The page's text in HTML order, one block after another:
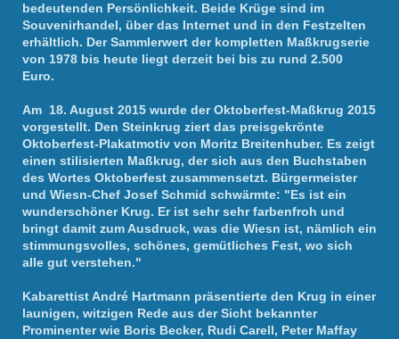
bedeutenden Persönlichkeit. Beide Krüge sind im
Souvenirhandel, über das Internet und in den Festzelten
erhältlich. Der Sammlerwert der kompletten Maßkrugserie
von 1978 bis heute liegt derzeit bei bis zu rund 2.500
Euro.
Am 18. August 2015 wurde der Oktoberfest-Maßkrug 2015
vorgestellt. Den Steinkrug ziert das preisgekrönte
Oktoberfest-Plakatmotiv von Moritz Breitenhuber. Es zeigt
einen stilisierten Maßkrug, der sich aus den Buchstaben
des Wortes Oktoberfest zusammensetzt. Bürgermeister
und Wiesn-Chef Josef Schmid schwärmte: "Es ist ein
wunderschöner Krug. Er ist sehr sehr farbenfroh und
bringt damit zum Ausdruck, was die Wiesn ist, nämlich ein
stimmungsvolles, schönes, gemütliches Fest, wo sich
alle gut verstehen."
Kabarettist André Hartmann präsentierte den Krug in einer
launigen, witzigen Rede aus der Sicht bekannter
Prominenter wie Boris Becker, Rudi Carell, Peter Maffay